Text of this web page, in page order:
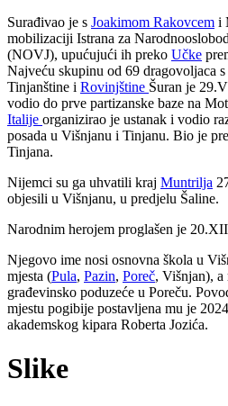
Surađivao je s Joakimom Rakovcem i
mobilizaciji Istrana za
(NOVJ), upućujući ih preko Učke
Najveću skupinu od 69 dragovoljaca
Tinjanštine i Rovinjštine Šuran je
vodio do prve partizanske baze na
Italije organizirao je ustanak i vodio
posada u Višnjanu i Tinjanu. Bio je
Tinjana.
Nijemci su ga uhvatili kraj Muntrilja
objesili u Višnjanu, u predjelu Šaline.
Narodnim herojem proglašen je
Njegovo ime nosi osnovna škola u
mjesta (Pula, Pazin, Poreč, Višnjan), a
građevinsko poduzeće u Poreču.
mjestu pogibije postavljena mu je
akademskog kipara Roberta Jozića.
Slike